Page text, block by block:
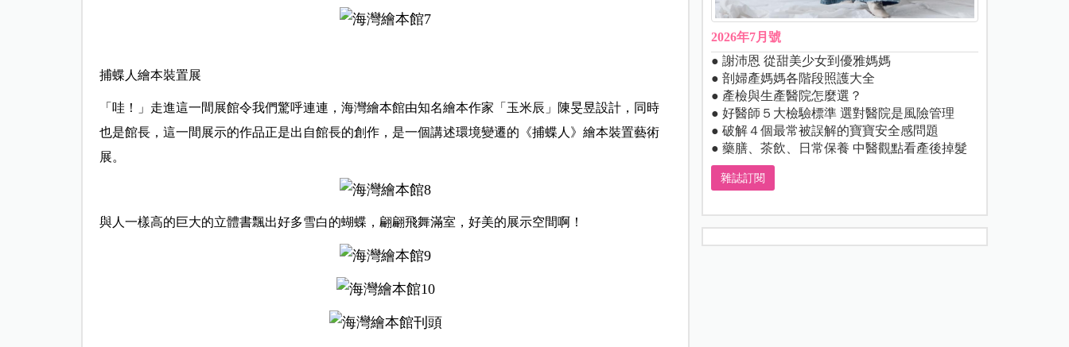
捕蝶人繪本裝置展
「哇！」走進這一間展館令我們驚呼連連，海灣繪本館由知名繪本作家「玉米辰」陳旻昱設計，同時
也是館長，這一間展示的作品正是出自館長的創作，是一個講述環境變遷的《捕蝶人》繪本裝置藝術
展。
與人一樣高的巨大的立體書飄出好多雪白的蝴蝶，翩翩飛舞滿室，好美的展示空間啊！
2026年7月號
● 謝沛恩 從甜美少女到優雅媽媽
● 剖婦產媽媽各階段照護大全
● 產檢與生產醫院怎麼選？
● 好醫師５大檢驗標準 選對醫院是風險管理
● 破解４個最常被誤解的寶寶安全感問題
● 藥膳、茶飲、日常保養 中醫觀點看產後掉髮
雜誌訂閱